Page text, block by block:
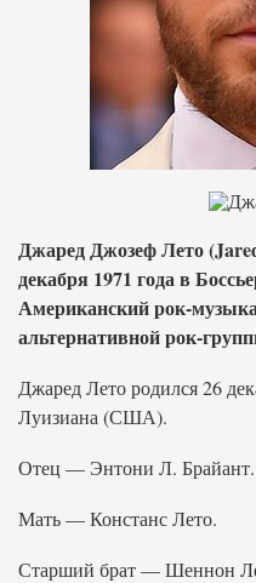
Джаред Джозеф Лето
декабря 1971 года в
Американский рок-
альтернативной рок-
Джаред Лето родился 26
Луизиана (США).
Отец — Энтони Л. Брайант.
Мать — Констанс Лето.
Старший брат — Шеннон